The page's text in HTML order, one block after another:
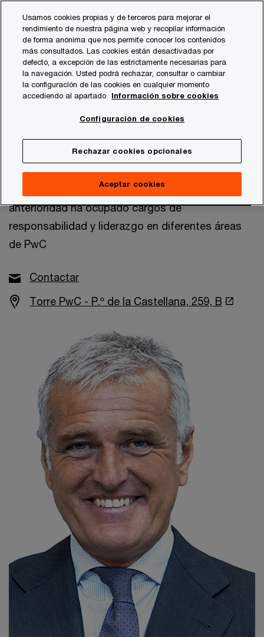
content
footer
Quiénes somos
Gonzalo Sanchez
Global Strategy Council
Madrid, PwC España
Galardonado como uno de los líderes
empresariales más influyentes de España, con
anterioridad ha ocupado cargos de
responsabilidad y liderazgo en diferentes áreas
de PwC
Contactar
Torre PwC - P.º de la Castellana, 259, B
Usamos cookies propias y de terceros para mejorar el
rendimiento de nuestra página web y recopilar información
de forma anónima que nos permite conocer los contenidos
más consultados. Las cookies están desactivadas por
defecto, a excepción de las estrictamente necesarias para
la navegación. Usted podrá rechazar, consultar o cambiar
la configuración de las cookies en cualquier momento
accediendo al apartado
Información sobre cookies
Configuración de cookies
Rechazar cookies opcionales
Aceptar cookies